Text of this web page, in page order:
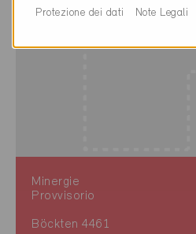
Minergie
Provvisorio
Böckten 4461
Protezione dei dati Note Legali